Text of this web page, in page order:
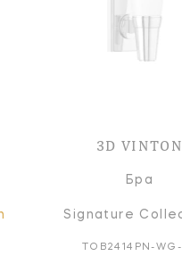
3D VINTON
Бра
Signature
TOB2414PN-